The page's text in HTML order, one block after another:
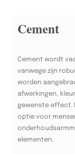
Cement
Cement wordt
vanwege zijn
worden
afwerkingen,
gewenste effect.
optie voor
elementen.